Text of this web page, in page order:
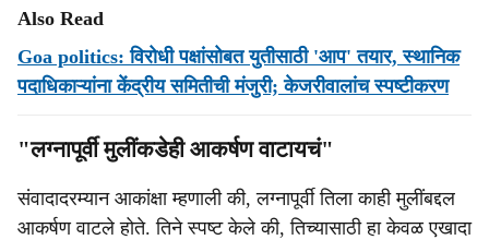
Also Read
Goa politics: विरोधी पक्षांसोबत युतीसाठी 'आप' तयार, स्‍थानिक
पदाधिकाऱ्यांना केंद्रीय समितीची मंजुरी; केजरीवालांच स्पष्टीकरण
"लग्नापूर्वी मुलींकडेही आकर्षण वाटायचं"
संवादादरम्यान आकांक्षा म्हणाली की, लग्नापूर्वी तिला काही मुलींबद्दल
आकर्षण वाटले होते. तिने स्पष्ट केले की, तिच्यासाठी हा केवळ एखादा